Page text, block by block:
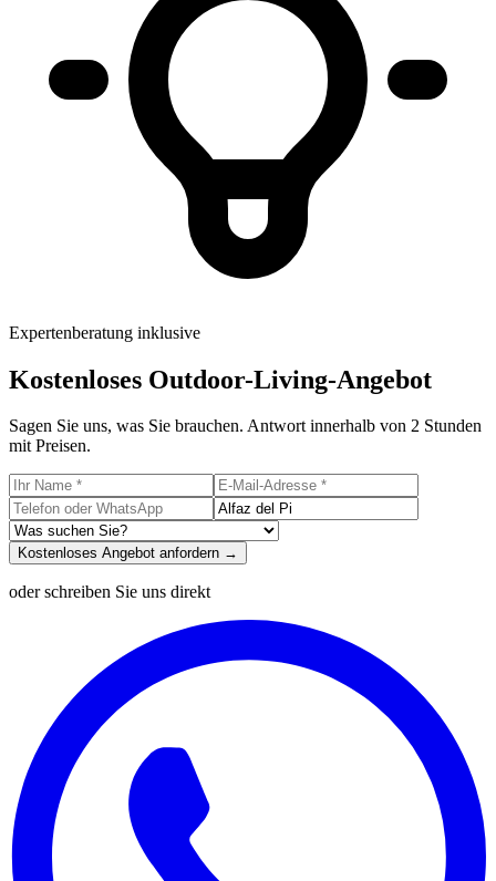
Expertenberatung inklusive
Kostenloses Outdoor-Living-Angebot
Sagen Sie uns, was Sie brauchen. Antwort innerhalb von 2 Stunden
mit Preisen.
Kostenloses Angebot anfordern →
oder schreiben Sie uns direkt